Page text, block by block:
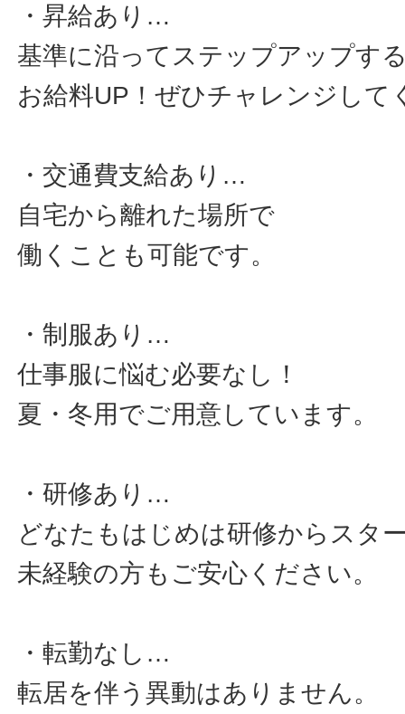
・昇給あり…
基準に沿ってステップアップす
お給料UP！ぜひチャレンジして
・交通費支給あり…
自宅から離れた場所で
働くことも可能です。
・制服あり…
仕事服に悩む必要なし！
夏・冬用でご用意しています。
・研修あり…
どなたもはじめは研修からスタ
未経験の方もご安心ください。
・転勤なし…
転居を伴う異動はありません。